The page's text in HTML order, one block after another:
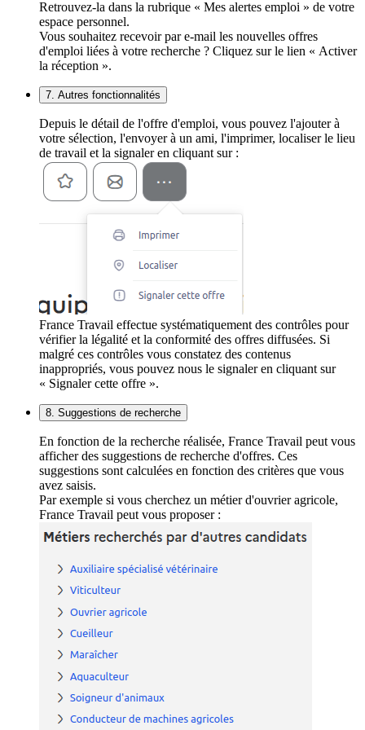
Retrouvez-la dans la rubrique « Mes alertes emploi » de votre
espace personnel.
Vous souhaitez recevoir par e-mail les nouvelles offres
d'emploi liées à votre recherche ? Cliquez sur le lien « Activer
la réception ».
7. Autres fonctionnalités
Depuis le détail de l'offre d'emploi, vous pouvez l'ajouter à
votre sélection, l'envoyer à un ami, l'imprimer, localiser le lieu
de travail et la signaler en cliquant sur :
France Travail effectue systématiquement des contrôles pour
vérifier la légalité et la conformité des offres diffusées. Si
malgré ces contrôles vous constatez des contenus
inappropriés, vous pouvez nous le signaler en cliquant sur
« Signaler cette offre ».
8. Suggestions de recherche
En fonction de la recherche réalisée, France Travail peut vous
afficher des suggestions de recherche d'offres. Ces
suggestions sont calculées en fonction des critères que vous
avez saisis.
Par exemple si vous cherchez un métier d'ouvrier agricole,
France Travail peut vous proposer :